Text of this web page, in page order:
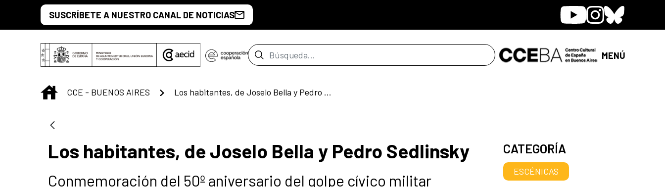
Saltar al contenido principal
SUSCRÍBETE A NUESTRO CANAL DE NOTICIAS YoutubeInstagram
Bluesky
Barra de búsqueda MENÚ
INICIO
CCE - BUENOS AIRES Los habitantes, de Joselo Bella y Pedro Sedlinsky
Los habitantes, de Joselo Bella y Pedro Sedlinsky
Conmemoración del 50º aniversario del golpe cívico militar
CATEGORÍA
ESCÉNICAS